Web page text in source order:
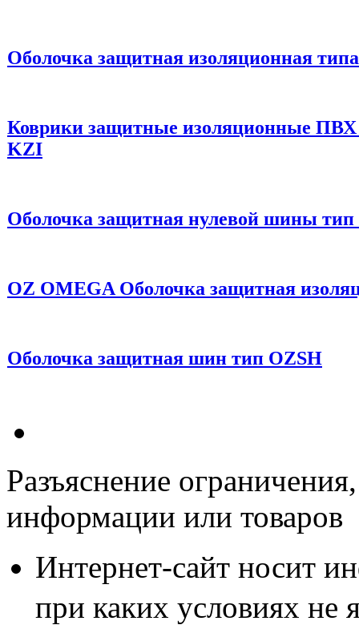
Оболочка защитная изоляционная
Коврики защитные изоляционные
KZI
Оболочка защитная нулевой шины тип
OZ OMEGA Оболочка защитная
Оболочка защитная шин тип OZSH
Разъяснение
информации или товаров
Интернет-сайт носит
при каких условиях не